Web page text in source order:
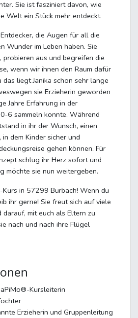
Sie ist fasziniert davon, wie
Welt ein Stück mehr entdeckt.
die Augen für all die
Wunder im Leben haben. Sie
probieren aus und begreifen die
wenn wir ihnen den Raum dafür
liegt Janika schon sehr lange
sie Erzieherin geworden
Jahre Erfahrung in der
6 sammeln konnte. Während
in ihr der Wunsch, einen
dem Kinder sicher und
gehen können. Für
schlug ihr Herz sofort und
möchte sie nun weitergeben.
in 57299 Burbach! Wenn du
ihr gerne! Sie freut sich auf viele
darauf, mit euch als Eltern zu
nach und nach ihre Flügel
Kursleiterin
Erzieherin und Gruppenleitung